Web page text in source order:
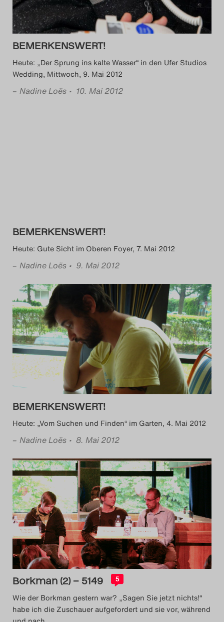
BEMERKENSWERT!
Heute: „Der Sprung ins kalte Wasser“ in den Ufer Studios
Wedding, Mittwoch, 9. Mai 2012
– Nadine Loës • 10. Mai 2012
BEMERKENSWERT!
Heute: Gute Sicht im Oberen Foyer, 7. Mai 2012
– Nadine Loës • 9. Mai 2012
BEMERKENSWERT!
Heute: „Vom Suchen und Finden“ im Garten, 4. Mai 2012
– Nadine Loës • 8. Mai 2012
Borkman (2) – 5149 5
Wie der Borkman gestern war? „Sagen Sie jetzt nichts!“
habe ich die Zuschauer aufgefordert und sie vor, während